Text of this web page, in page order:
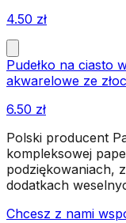
4.50 zł
Pudełko na ciasto
akwarelowe ze
6.50 zł
Polski producent
kompleksowej
podziękowaniach,
dodatkach
Chcesz z nami